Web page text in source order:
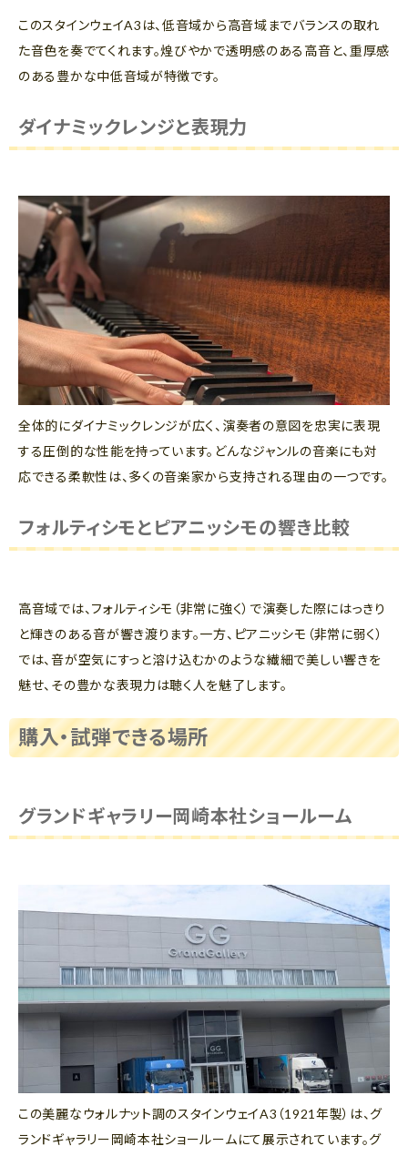
このスタインウェイA3は、低音域から高音域までバランスの取れ
た音色を奏でてくれます。煌びやかで透明感のある高音と、重厚感
のある豊かな中低音域が特徴です。
ダイナミックレンジと表現力
全体的にダイナミックレンジが広く、演奏者の意図を忠実に表現
する圧倒的な性能を持っています。どんなジャンルの音楽にも対
応できる柔軟性は、多くの音楽家から支持される理由の一つです。
フォルティシモとピアニッシモの響き比較
高音域では、フォルティシモ（非常に強く）で演奏した際にはっきり
と輝きのある音が響き渡ります。一方、ピアニッシモ（非常に弱く）
では、音が空気にすっと溶け込むかのような繊細で美しい響きを
魅せ、その豊かな表現力は聴く人を魅了します。
購入・試弾できる場所
グランドギャラリー岡崎本社ショールーム
この美麗なウォルナット調のスタインウェイA3（1921年製）は、グ
ランドギャラリー岡崎本社ショールームにて展示されています。グ